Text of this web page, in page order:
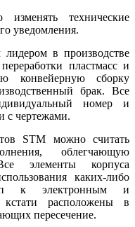
технические
уведомления.
в производстве
пластмасс и
конвейерную сборку
брак. Все
номер и
с чертежами.
STM можно считать
облегчающую
элементы корпуса
каких-либо
к электронным и
кстати расположены в
пересечение.